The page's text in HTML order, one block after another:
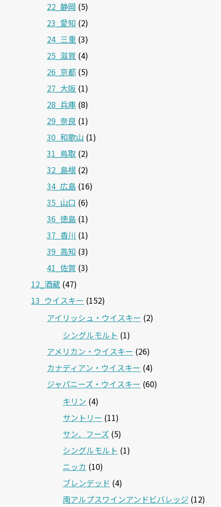
22_静岡 (5)
23_愛知 (2)
24_三重 (3)
25_滋賀 (4)
26_京都 (5)
27_大阪 (1)
28_兵庫 (8)
29_奈良 (1)
30_和歌山 (1)
31_鳥取 (2)
32_島根 (2)
34_広島 (16)
35_山口 (6)
36_徳島 (1)
37_香川 (1)
39_高知 (3)
41_佐賀 (3)
12‗酒蔵 (47)
13_ウイスキー (152)
アイリッシュ・ウイスキー (2)
シングルモルト (1)
アメリカン・ウイスキー (26)
カナディアン・ウイスキー (4)
ジャパニーズ・ウイスキー (60)
キリン (4)
サントリー (11)
サン．フーズ (5)
シングルモルト (1)
ニッカ (10)
ブレンデッド (4)
南アルプスワインアンドビバレッジ (12)